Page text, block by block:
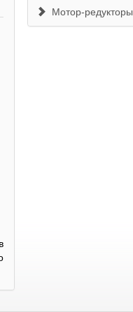
Мотор-редукторы